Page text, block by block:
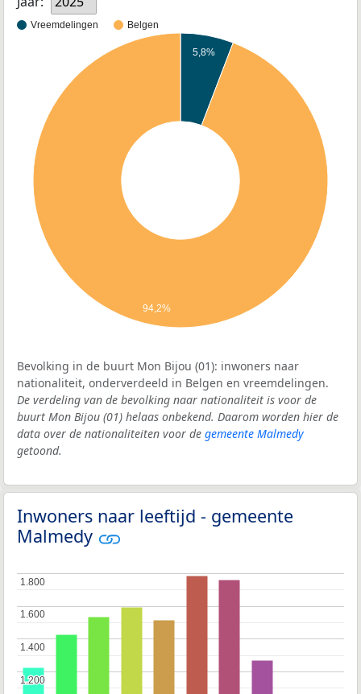
Vreemdelingen Belgen
5,8%
94,2%
Bevolking in de buurt Mon Bijou (01): inwoners naar
nationaliteit, onderverdeeld in Belgen en vreemdelingen.
De verdeling van de bevolking naar nationaliteit is voor de
buurt Mon Bijou (01) helaas onbekend. Daarom worden hier de
data over de nationaliteiten voor de gemeente Malmedy
getoond.
Inwoners naar leeftijd - gemeente
Malmedy
1.200
1.200
1.400
1.400
1.600
1.600
1.800
1.800